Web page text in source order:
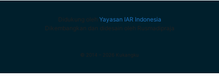
Didukung oleh Yayasan IAR Indonesia
Dikembangkan dan didesain oleh Rusmadipraja
© 2014 – 2026 Kukangku